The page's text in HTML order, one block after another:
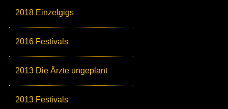
2018 Einzelgigs
2016 Festivals
2013 Die Ärzte ungeplant
2013 Festivals